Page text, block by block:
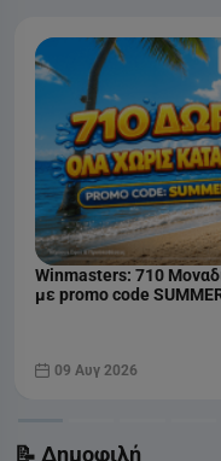
Winmasters: 710
με promo code
09 Αυγ 2026
📝 Δημοφιλή